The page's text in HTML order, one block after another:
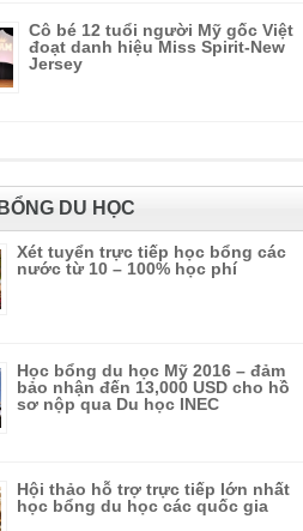
Cô bé 12 tuổi người Mỹ gốc Việt
đoạt danh hiệu Miss Spirit-New
Jersey
DU HỌC
Xét tuyển trực tiếp học bổng các
nước từ 10 – 100% học phí
Học bổng du học Mỹ 2016 – đảm
bảo nhận đến 13,000 USD cho hồ
sơ nộp qua Du học INEC
Hội thảo hỗ trợ trực tiếp lớn nhất
học bổng du học các quốc gia